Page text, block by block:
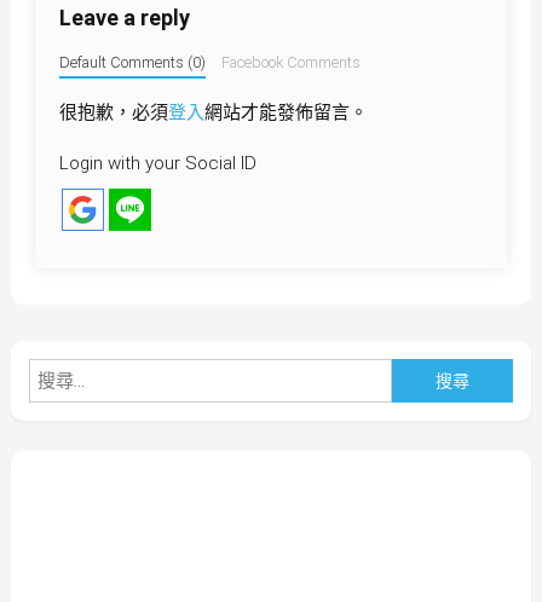
Leave a reply
Default Comments (0) Facebook Comments
很抱歉，必須登入網站才能發佈留言。
Login with your Social ID
尋